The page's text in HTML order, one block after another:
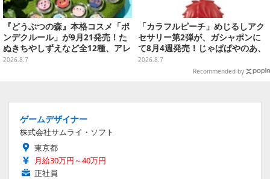
『どうぶつの森』本格コスメ「ポ
ンデクルール」が9月21発売！た
ぬきちやしずえなど全12種、アレ
ンジできるリアクションシールも
2026.8.7
「カラフルピーチ」めじるしアク
セサリー第2弾が、ガシャポンに
て8月4週発売！じゃぱぱやのあ、
シヴァたちメンバー11名分ライン
2026.8.7
Recommended by
ゲームデザイナー
株式会社サムライ・ソフト
東京都
月給30万円～40万円
正社員